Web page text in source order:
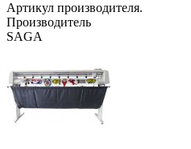
Артикул производителя.
Производитель
SAGA